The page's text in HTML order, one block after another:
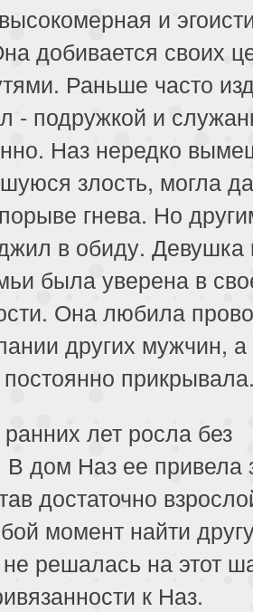
и
добивается своих
Раньше часто
- подружкой и
Наз нередко
злость, могла
гнева. Но
в обиду. Девушка
была уверена в
Она любила
других мужчин,
лет росла без
В дом Наз ее привела
достаточно
момент найти
решалась на этот
к Наз.